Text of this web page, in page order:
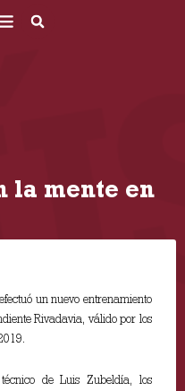
la mente en
un nuevo entrenamiento
Rivadavia, válido por los
de Luis Zubeldía, los